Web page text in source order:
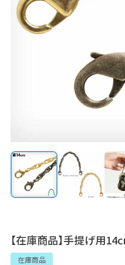
【在庫商品】手提げ用
在庫商品